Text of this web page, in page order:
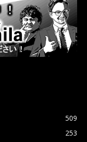
509
253